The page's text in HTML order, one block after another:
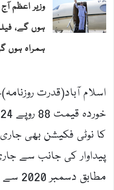
وزیر اعظم
ہوں گے،
ہمراہ ہوں
اسلام آباد(قدرت
کا نوٹی فکیشن بھی
پیداوار کی جانب سے